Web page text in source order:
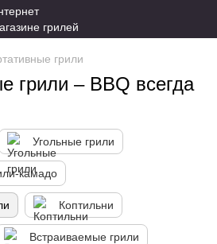
грили
грили – BBQ всегда
Угольные грили
камадо
Коптильни
Встраиваемые грили